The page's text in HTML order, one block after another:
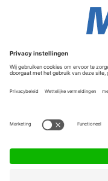
Service & Contact
Contact
FAQ
Werken bij ons
Algemene Voorwaarden